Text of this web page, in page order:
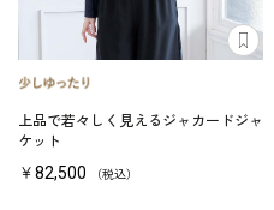
上品で若々しく見えるジャカードジャ
ケット
￥82,500 （税込）